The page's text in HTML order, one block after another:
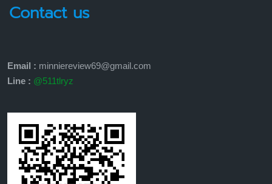
Contact us
Email : minniereview69@gmail.com
Line : @511tlryz